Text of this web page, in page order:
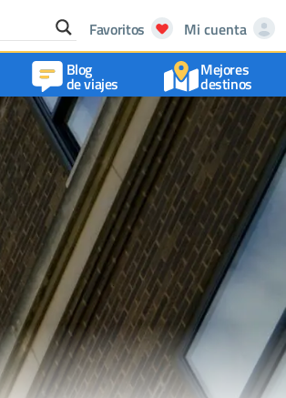
Favoritos
Mi cuenta
Blog
de viajes
Mejores
destinos